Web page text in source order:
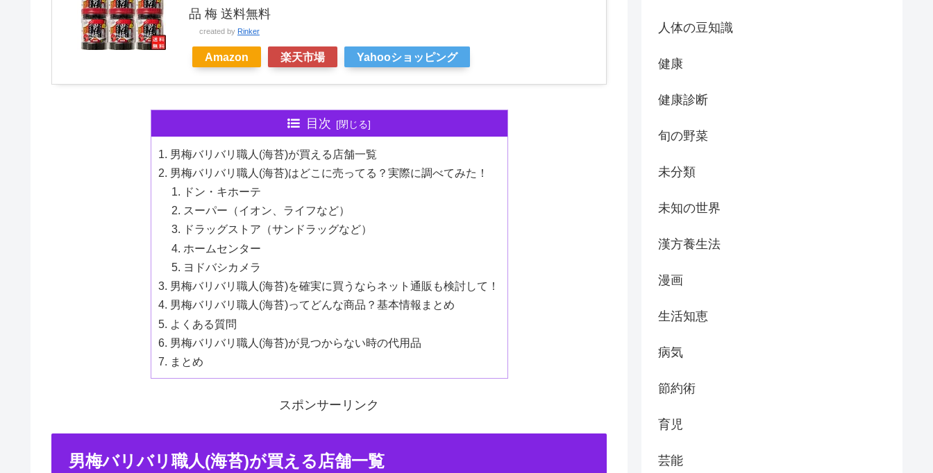
品 梅 送料無料
created by Rinker
Amazon 楽天市場 Yahooショッピング
目次
男梅バリバリ職人(海苔)が買える店舗一覧
男梅バリバリ職人(海苔)はどこに売ってる？実際に調べてみた！
ドン・キホーテ
スーパー（イオン、ライフなど）
ドラッグストア（サンドラッグなど）
ホームセンター
ヨドバシカメラ
男梅バリバリ職人(海苔)を確実に買うならネット通販も検討して！
男梅バリバリ職人(海苔)ってどんな商品？基本情報まとめ
よくある質問
男梅バリバリ職人(海苔)が見つからない時の代用品
まとめ
スポンサーリンク
男梅バリバリ職人(海苔)が買える店舗一覧
人体の豆知識
健康
健康診断
旬の野菜
未分類
未知の世界
漢方養生法
漫画
生活知恵
病気
節約術
育児
芸能